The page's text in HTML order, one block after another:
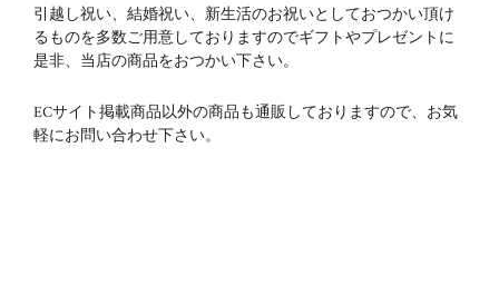
引越し祝い、結婚祝い、新生活のお祝いとしておつかい頂け
るものを多数ご用意しておりますのでギフトやプレゼントに
是非、当店の商品をおつかい下さい。
ECサイト掲載商品以外の商品も通販しておりますので、お気
軽にお問い合わせ下さい。